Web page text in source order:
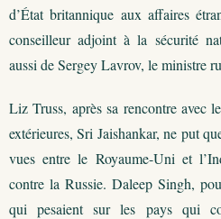
d’État britannique aux affaires
conseilleur adjoint à la sécurité
aussi de Sergey Lavrov, le ministre
Liz Truss, après sa rencontre avec
extérieures, Sri Jaishankar, ne put
vues entre le Royaume-Uni et
contre la Russie. Daleep Singh,
qui pesaient sur les pays qui